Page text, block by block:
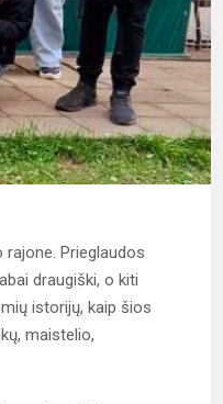
rajone. Prieglaudos
draugiški, o kiti
istorijų, kaip šios
maistelio,